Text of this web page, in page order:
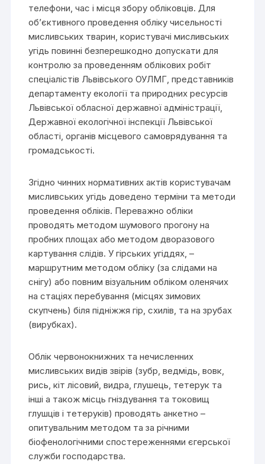
телефони, час і місця збору обліковців. Для
об’єктивного проведення обліку чисельності
мисливських тварин, користувачі мисливських
угідь повинні безперешкодно допускати для
контролю за проведенням облікових робіт
спеціалістів Львівського ОУЛМГ, представників
департаменту екології та природних ресурсів
Львівської обласної державної адміністрації,
Державної екологічної інспекції Львівської
області, органів місцевого самоврядування та
громадськості.
Згідно чинних нормативних актів користувачам
мисливських угідь доведено терміни та методи
проведення обліків. Переважно обліки
проводять методом шумового прогону на
пробних площах або методом дворазового
картування слідів. У гірських угіддях, –
маршрутним методом обліку (за слідами на
снігу) або повним візуальним обліком оленячих
на стаціях перебування (місцях зимових
скупчень) біля підніжжя гір, схилів, та на зрубах
(вирубках).
Облік червонокнижних та нечисленних
мисливських видів звірів (зубр, ведмідь, вовк,
рись, кіт лісовий, видра, глушець, тетерук та
інші а також місць гніздування та токовищ
глушців і тетеруків) проводять анкетно –
опитувальним методом та за річними
біофенологічними спостереженнями єгерської
служби господарства.